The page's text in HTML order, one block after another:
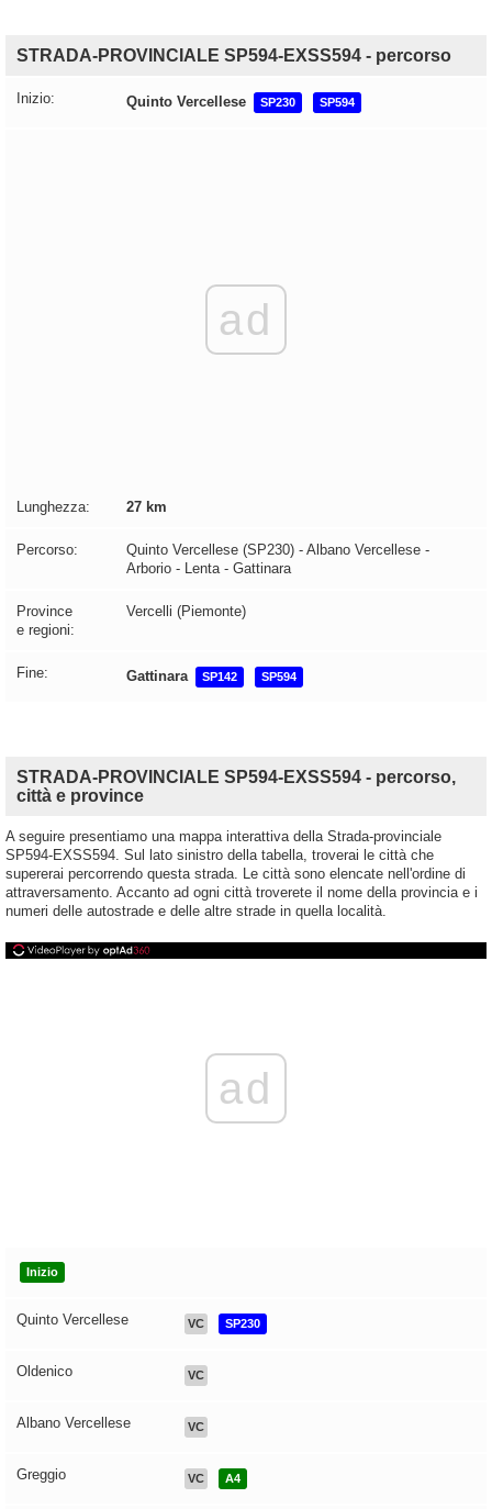
STRADA-PROVINCIALE SP594-EXSS594 - percorso
Inizio: Quinto Vercellese SP230 SP594
ad
Lunghezza: 27 km
Percorso:
Quinto Vercellese (SP230) - Albano Vercellese -
Arborio - Lenta - Gattinara
Province
e regioni:
Vercelli (Piemonte)
Fine: Gattinara SP142 SP594
STRADA-PROVINCIALE SP594-EXSS594 - percorso,
città e province
A seguire presentiamo una mappa interattiva della Strada-provinciale
SP594-EXSS594. Sul lato sinistro della tabella, troverai le città che
supererai percorrendo questa strada. Le città sono elencate nell'ordine di
attraversamento. Accanto ad ogni città troverete il nome della provincia e i
numeri delle autostrade e delle altre strade in quella località.
ad
Inizio
Quinto Vercellese VC SP230
Oldenico VC
Albano Vercellese VC
Greggio VC A4